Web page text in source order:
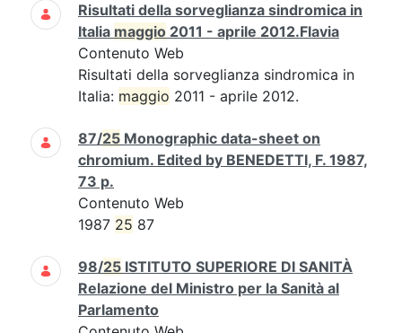
Risultati della sorveglianza sindromica in
Italia maggio 2011 - aprile 2012.Flavia
Contenuto Web
Risultati della sorveglianza sindromica in
Italia: maggio 2011 - aprile 2012.
87/25 Monographic data-sheet on
chromium. Edited by BENEDETTI, F. 1987,
73 p.
Contenuto Web
1987 25 87
98/25 ISTITUTO SUPERIORE DI SANITÀ
Relazione del Ministro per la Sanità al
Parlamento